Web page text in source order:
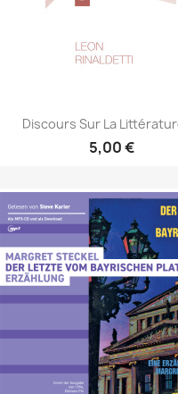
Discours Sur La
5,00 €